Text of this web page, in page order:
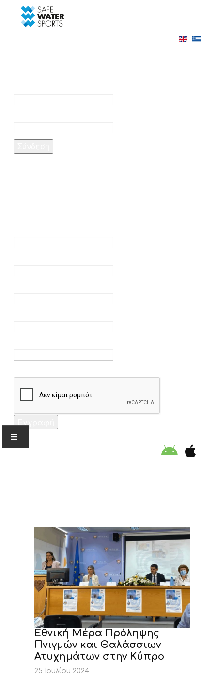
ΕΚΠΑΙΔΕΥΣΗ
ΕΙΔΙΚΕΣ ΔΡΑΣΕΙΣ
ΣΥΜΒΟΥΛΕΣ
ΠΡΟΓΡΑΜΜΑ ΚΟΛΥΜΒΗΣΗΣ
ΣΤΗΡΙΞΕ ΜΑΣ
ΝΕΑ
Εθνική Μέρα Πρόληψης
Πνιγμών και Θαλάσσιων
Ατυχημάτων στην Κύπρο
25 Ιουλίου 2024